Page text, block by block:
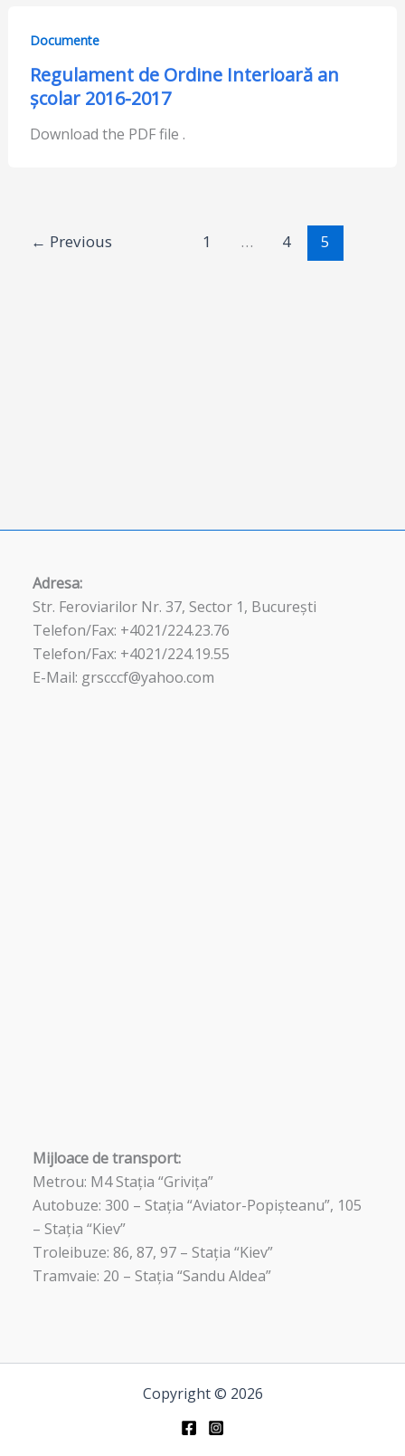
Documente
Regulament de Ordine Interioară an
școlar 2016-2017
Download the PDF file .
← Previous 1 … 4 5
Adresa:
Str. Feroviarilor Nr. 37, Sector 1, București
Telefon/Fax: +4021/224.23.76
Telefon/Fax: +4021/224.19.55
E-Mail: grscccf@yahoo.com
Mijloace de transport:
Metrou: M4 Stația “Grivița”
Autobuze: 300 – Stația “Aviator-Popișteanu”, 105
– Stația “Kiev”
Troleibuze: 86, 87, 97 – Stația “Kiev”
Tramvaie: 20 – Stația “Sandu Aldea”
Copyright © 2026